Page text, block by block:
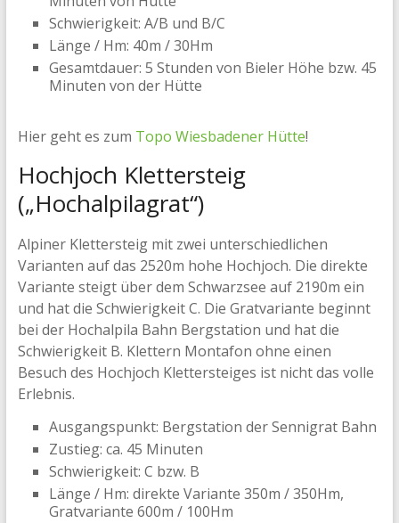
Schwierigkeit: A/B und B/C
Länge / Hm: 40m / 30Hm
Gesamtdauer: 5 Stunden von Bieler Höhe bzw. 45
Minuten von der Hütte
Hier geht es zum Topo Wiesbadener Hütte!
Hochjoch Klettersteig
(„Hochalpilagrat“)
Alpiner Klettersteig mit zwei unterschiedlichen
Varianten auf das 2520m hohe Hochjoch. Die direkte
Variante steigt über dem Schwarzsee auf 2190m ein
und hat die Schwierigkeit C. Die Gratvariante beginnt
bei der Hochalpila Bahn Bergstation und hat die
Schwierigkeit B. Klettern Montafon ohne einen
Besuch des Hochjoch Klettersteiges ist nicht das volle
Erlebnis.
Ausgangspunkt: Bergstation der Sennigrat Bahn
Zustieg: ca. 45 Minuten
Schwierigkeit: C bzw. B
Länge / Hm: direkte Variante 350m / 350Hm,
Gratvariante 600m / 100Hm